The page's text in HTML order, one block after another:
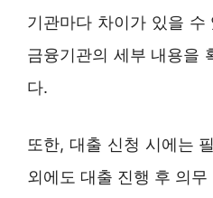
기관마다 차이가 있을
금융기관의 세부 내용을
다.
또한, 대출 신청 시에는
외에도 대출 진행 후 의